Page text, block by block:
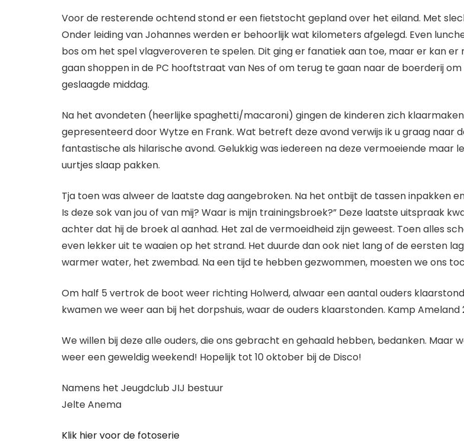
Voor de resterende ochtend stond er een fietstocht gepland over het eiland. Met
Onder leiding van Johannes werden er behoorlijk wat kilometers afgelegd. Even
bos om het spel vlagveroveren te spelen. Dit ging er fanatiek aan toe, maar er kan
gaan shoppen in de PC hooftstraat van Nes of om terug te gaan naar de boerderij
geslaagde middag.
Na het avondeten (heerlijke spaghetti/macaroni) gingen de kinderen zich
gepresenteerd door Wytze en Frank. Wat betreft deze avond verwijs ik u graag naar
fantastische als hilarische avond. Gelukkig was iedereen na deze vermoeiende maar
uurtjes slaap pakken.
Tja toen was alweer de laatste dag aangebroken. Na het ontbijt de tassen inpakken
Is deze sok van jou of van mij? Waar is mijn trainingsbroek?” Deze laatste uitspraak
achter dat hij de broek al aanhad. Het zal de vermoeidheid zijn geweest. Toen alles
even lekker uit te waaien op het strand. Het duurde dan ook niet lang of de eersten
warmer water, het zwembad. Na een tijd te hebben gezwommen, moesten we ons
Om half 5 vertrok de boot weer richting Holwerd, alwaar een aantal ouders
kwamen we weer aan bij het dorpshuis, waar de ouders klaarstonden. Kamp
We willen bij deze alle ouders, die ons gebracht en gehaald hebben, bedanken. Maar
weer een geweldig weekend! Hopelijk tot 10 oktober bij de Disco!
Namens het Jeugdclub JIJ bestuur
Jelte Anema
Klik hier voor de fotoserie